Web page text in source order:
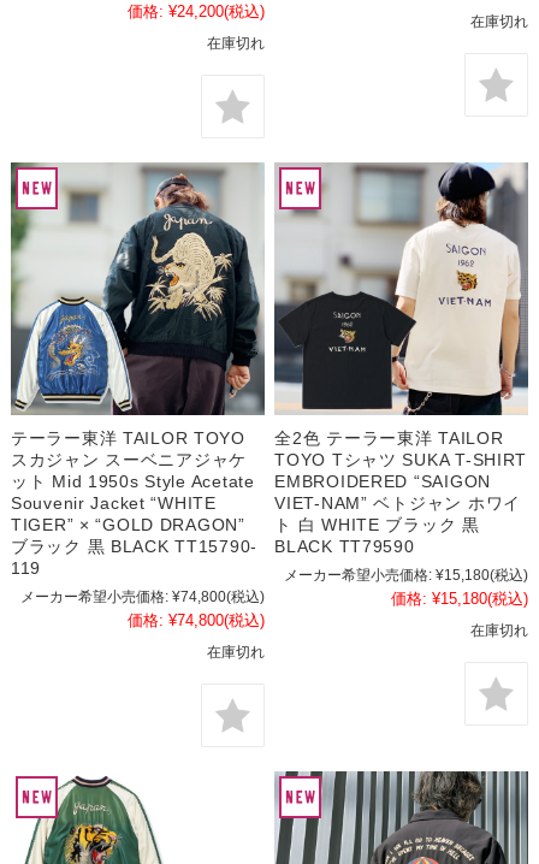
価格: ¥24,200(税込)
在庫切れ
在庫切れ
テーラー東洋 TAILOR TOYO
スカジャン スーベニアジャケ
ット Mid 1950s Style Acetate
Souvenir Jacket “WHITE
TIGER” × “GOLD DRAGON”
ブラック 黒 BLACK TT15790-
119
メーカー希望小売価格: ¥74,800(税込)
価格: ¥74,800(税込)
在庫切れ
全2色 テーラー東洋 TAILOR
TOYO Tシャツ SUKA T-SHIRT
EMBROIDERED “SAIGON
VIET-NAM” ベトジャン ホワイ
ト 白 WHITE ブラック 黒
BLACK TT79590
メーカー希望小売価格: ¥15,180(税込)
価格: ¥15,180(税込)
在庫切れ